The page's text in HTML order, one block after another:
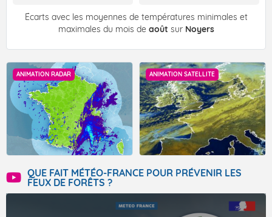
Écarts avec les moyennes de températures minimales et
maximales du mois de août sur Noyers
ANIMATION RADAR ANIMATION SATELLITE
QUE FAIT MÉTÉO-FRANCE POUR PRÉVENIR LES
FEUX DE FORÊTS ?